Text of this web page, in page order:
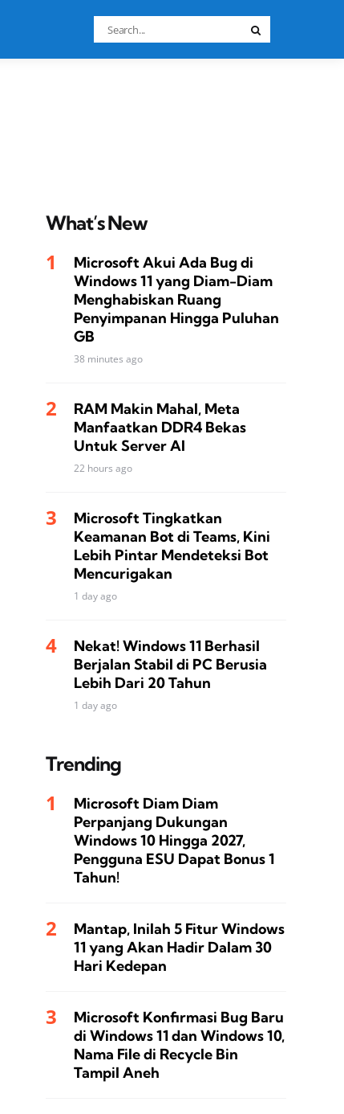
Search
for:
What’s New
Microsoft Akui Ada Bug di
Windows 11 yang Diam-Diam
Menghabiskan Ruang
Penyimpanan Hingga Puluhan
GB
38 minutes ago
RAM Makin Mahal, Meta
Manfaatkan DDR4 Bekas
Untuk Server AI
22 hours ago
Microsoft Tingkatkan
Keamanan Bot di Teams, Kini
Lebih Pintar Mendeteksi Bot
Mencurigakan
1 day ago
Nekat! Windows 11 Berhasil
Berjalan Stabil di PC Berusia
Lebih Dari 20 Tahun
1 day ago
Trending
Microsoft Diam Diam
Perpanjang Dukungan
Windows 10 Hingga 2027,
Pengguna ESU Dapat Bonus 1
Tahun!
Mantap, Inilah 5 Fitur Windows
11 yang Akan Hadir Dalam 30
Hari Kedepan
Microsoft Konfirmasi Bug Baru
di Windows 11 dan Windows 10,
Nama File di Recycle Bin
Tampil Aneh